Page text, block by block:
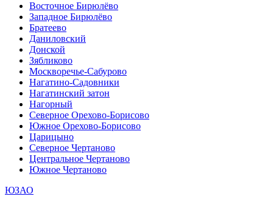
Восточное Бирюлёво
Западное Бирюлёво
Братеево
Даниловский
Донской
Зябликово
Москворечье-Сабурово
Нагатино-Садовники
Нагатинский затон
Нагорный
Северное Орехово-Борисово
Южное Орехово-Борисово
Царицыно
Северное Чертаново
Центральное Чертаново
Южное Чертаново
ЮЗАО